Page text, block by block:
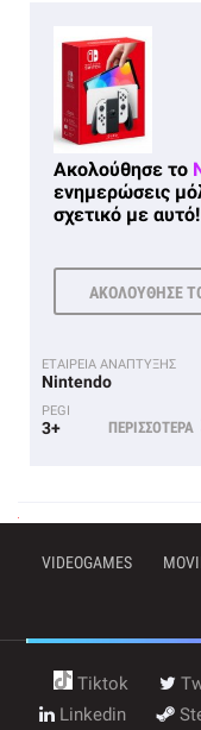
Ακολούθησε το
ενημερώσεις
σχετικό με αυτό!
ΑΚΟΛΟΥΘΗΣΕ
ΕΤΑΙΡΕΙΑ ΑΝΑΠΤΥΞΗΣ
Nintendo
PEGI
3+ ΠΕΡΙΣΣΟΤΕΡΑ
VIDEOGAMES
Tiktok
Linkedin